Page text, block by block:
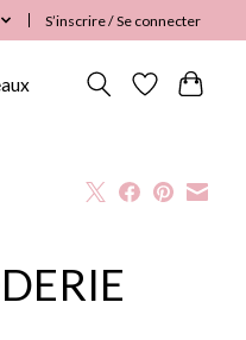
S’inscrire / Se connecter